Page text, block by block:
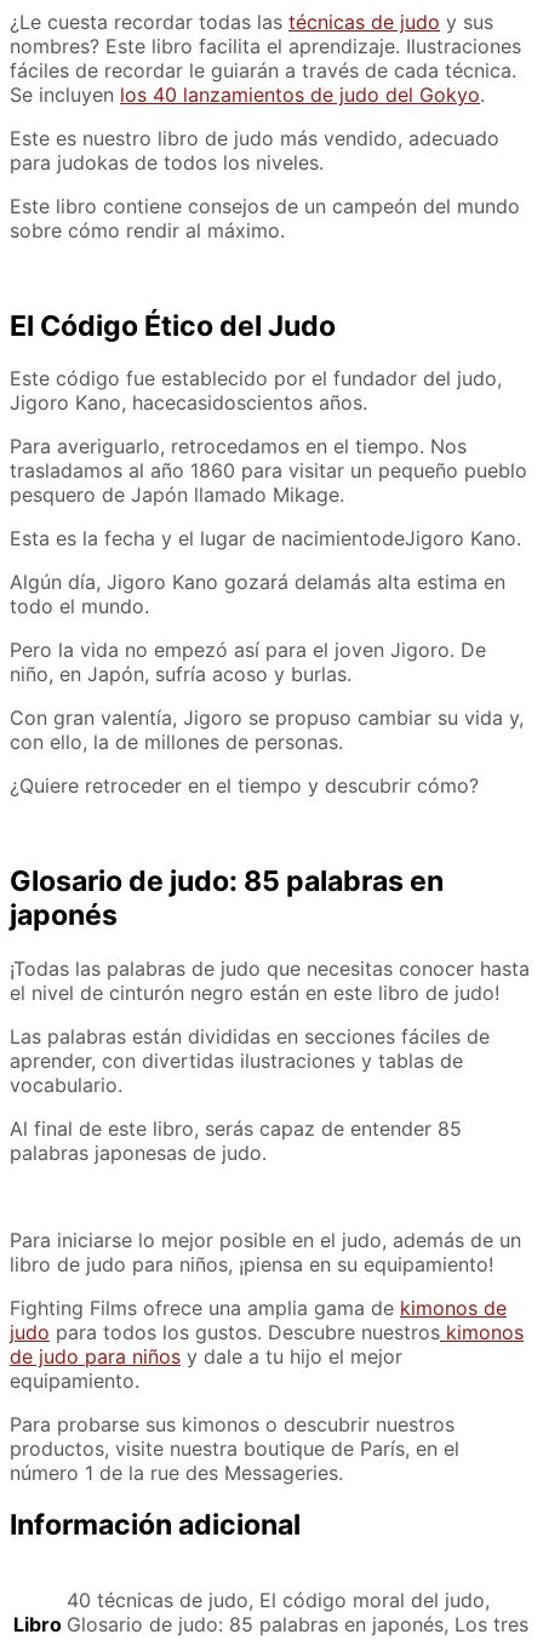
¿Le cuesta recordar todas las técnicas de judo y sus
nombres? Este libro facilita el aprendizaje. Ilustraciones
fáciles de recordar le guiarán a través de cada técnica.
Se incluyen los 40 lanzamientos de judo del Gokyo.
Este es nuestro libro de judo más vendido, adecuado
para judokas de todos los niveles.
Este libro contiene consejos de un campeón del mundo
sobre cómo rendir al máximo.
El Código Ético del Judo
Este código fue establecido por el fundador del judo,
Jigoro Kano, hacecasidoscientos años.
Para averiguarlo, retrocedamos en el tiempo. Nos
trasladamos al año 1860 para visitar un pequeño pueblo
pesquero de Japón llamado Mikage.
Esta es la fecha y el lugar de nacimientodeJigoro Kano.
Algún día, Jigoro Kano gozará delamás alta estima en
todo el mundo.
Pero la vida no empezó así para el joven Jigoro. De
niño, en Japón, sufría acoso y burlas.
Con gran valentía, Jigoro se propuso cambiar su vida y,
con ello, la de millones de personas.
¿Quiere retroceder en el tiempo y descubrir cómo?
Glosario de judo: 85 palabras en
japonés
¡Todas las palabras de judo que necesitas conocer hasta
el nivel de cinturón negro están en este libro de judo!
Las palabras están divididas en secciones fáciles de
aprender, con divertidas ilustraciones y tablas de
vocabulario.
Al final de este libro, serás capaz de entender 85
palabras japonesas de judo.
Para iniciarse lo mejor posible en el judo, además de un
libro de judo para niños, ¡piensa en su equipamiento!
Fighting Films ofrece una amplia gama de kimonos de
judo para todos los gustos. Descubre nuestros kimonos
de judo para niños y dale a tu hijo el mejor
equipamiento.
Para probarse sus kimonos o descubrir nuestros
productos, visite nuestra boutique de París, en el
número 1 de la rue des Messageries.
Información adicional
Libro
40 técnicas de judo, El código moral del judo,
Glosario de judo: 85 palabras en japonés, Los tres